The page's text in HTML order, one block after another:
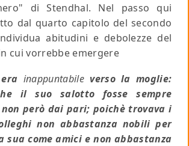
di Stendhal. Nel passo qui
dal quarto capitolo del secondo
abitudini e debolezze del
cui vorrebbe emergere
inappuntabileverso la moglie:
il suo salotto fosse sempre
però dai pari; poichè trovava i
non abbastanza nobili per
sua come amici e non abbastanza